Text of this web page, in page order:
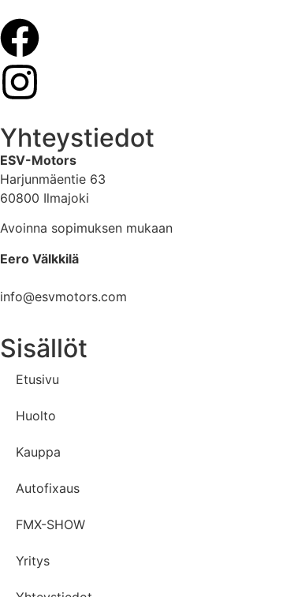
Yhteystiedot
ESV-Motors
Harjunmäentie 63
60800 Ilmajoki
Avoinna sopimuksen mukaan
Eero Välkkilä
info@esvmotors.com
Sisällöt
Etusivu
Huolto
Kauppa
Autofixaus
FMX-SHOW
Yritys